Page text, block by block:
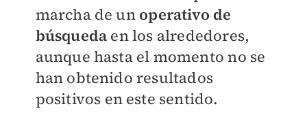
marcha de un operativo de
búsqueda en los alrededores,
aunque hasta el momento no se
han obtenido resultados
positivos en este sentido.